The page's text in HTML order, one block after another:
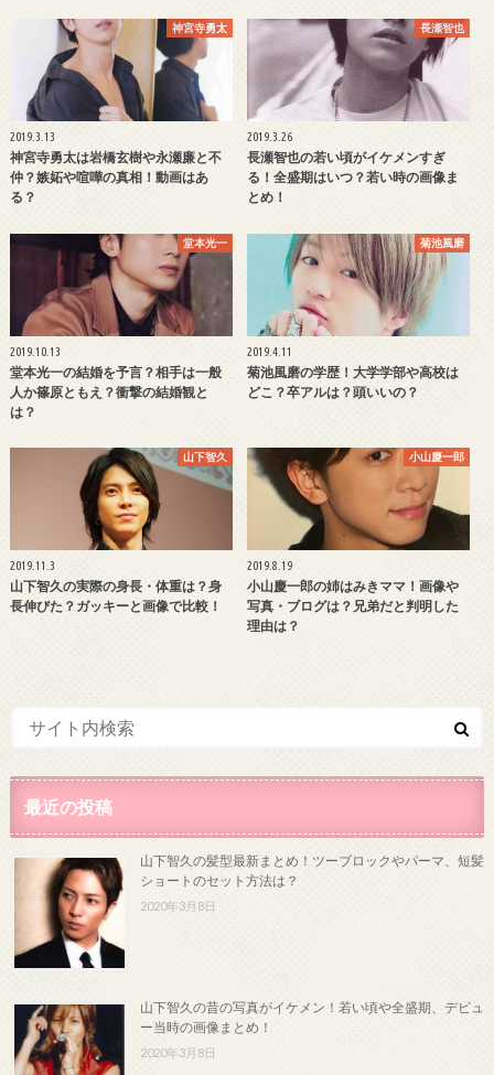
神宮寺勇太
2019.3.13
神宮寺勇太は岩橋玄樹や永瀬廉と不
仲？嫉妬や喧嘩の真相！動画はあ
る？
長瀬智也
2019.3.26
長瀬智也の若い頃がイケメンすぎ
る！全盛期はいつ？若い時の画像ま
とめ！
堂本光一
2019.10.13
堂本光一の結婚を予言？相手は一般
人か篠原ともえ？衝撃の結婚観と
は？
菊池風磨
2019.4.11
菊池風磨の学歴！大学学部や高校は
どこ？卒アルは？頭いいの？
山下智久
2019.11.3
山下智久の実際の身長・体重は？身
長伸びた？ガッキーと画像で比較！
小山慶一郎
2019.8.19
小山慶一郎の姉はみきママ！画像や
写真・ブログは？兄弟だと判明した
理由は？
最近の投稿
山下智久の髪型最新まとめ！ツーブロックやパーマ、短髪
ショートのセット方法は？
2020年3月8日
山下智久の昔の写真がイケメン！若い頃や全盛期、デビュ
ー当時の画像まとめ！
2020年3月8日